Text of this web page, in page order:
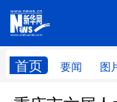
首页 要闻 图